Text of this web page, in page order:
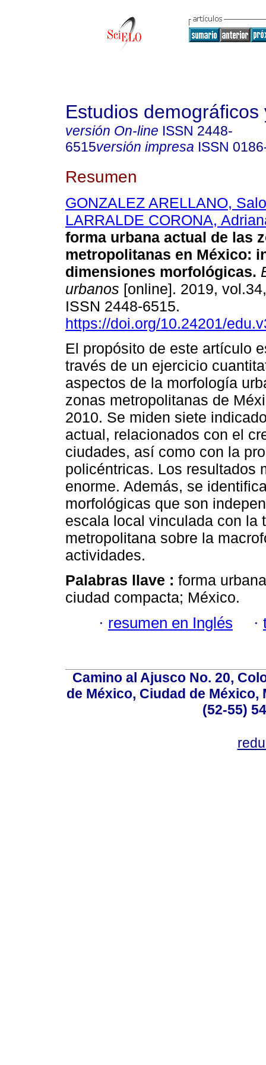
Estudios demográficos
versión On-line ISSN 2448-
6515versión impresa ISSN
Resumen
GONZALEZ ARELLANO,
LARRALDE CORONA,
forma urbana actual de las
metropolitanas en México:
dimensiones morfológicas.
urbanos [online]. 2019,
ISSN 2448-6515.
https://doi.org/10.24201/
El propósito de este artículo
través de un ejercicio
aspectos de la morfología
zonas metropolitanas de
2010. Se miden siete
actual, relacionados con el
ciudades, así como con la
policéntricas. Los resultados
enorme. Además, se
morfológicas que son
escala local vinculada con la
metropolitana sobre la
actividades.
Palabras llave : forma
ciudad compacta; México.
· resumen en Inglés ·
Camino al Ajusco No. 20,
de México, Ciudad de México,
(52-55)